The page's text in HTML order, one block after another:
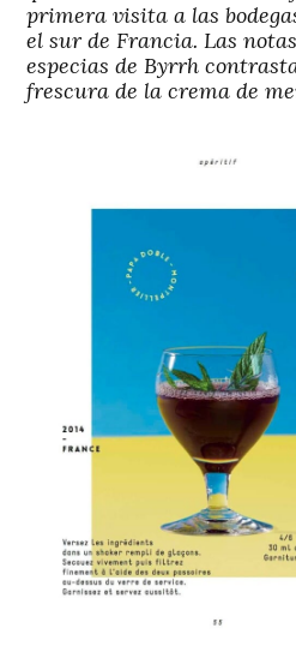
primera visita a las
el sur de Francia. Las
especias de Byrrh
frescura de la crema de